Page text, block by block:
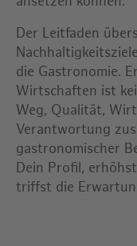
Der Leitfaden
die Gastronomie.
Wirtschaften ist
Weg, Qualität,
Verantwortung
gastronomischer
Dein Profil,
triffst die